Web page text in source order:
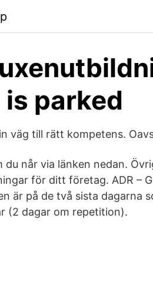
parked
väg till rätt kompetens.
du når via länken nedan.
för ditt företag. ADR –
är på de två sista dagarna
(2 dagar om repetition).